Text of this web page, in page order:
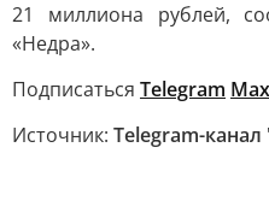
21 миллиона рублей,
«Недра».
Подписаться Telegram Max
Источник: Telegram-